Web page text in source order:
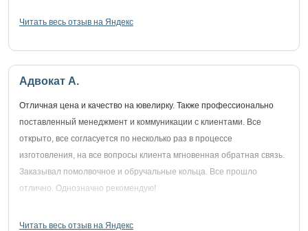
Читать весь отзыв на Яндекс
Адвокат А.
Отличная цена и качество на ювелирку. Также профессионально
поставленный менеджмент и коммуникации с клиентами. Все
открыто, все согласуется по несколько раз в процессе
изготовления, на все вопросы клиента мгновенная обратная связь.
Заказывал помолвочное и обручальные кольца. Все прошло
отлично. Однозначно рекомендую!
Читать весь отзыв на Яндекс